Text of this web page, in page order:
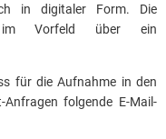
in digitaler Form. Die
im Vorfeld über ein
für die Aufnahme in den
folgende E-Mail-